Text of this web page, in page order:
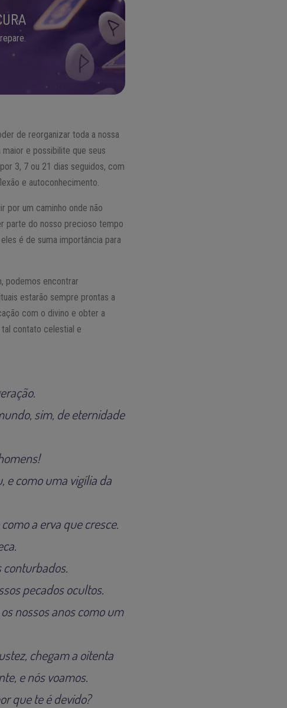
de reorganizar toda a nossa
e possibilite que seus
3, 7 ou 21 dias seguidos, com
e autoconhecimento.
por um caminho onde não
parte do nosso precioso tempo
é de suma importância para
podemos encontrar
estarão sempre prontas a
com o divino e obter a
contato celestial e
sim, de eternidade
e como uma vigília da
a erva que cresce.
conturbados.
pecados ocultos.
nossos anos como um
chegam a oitenta
e nós voamos.
que te é devido?